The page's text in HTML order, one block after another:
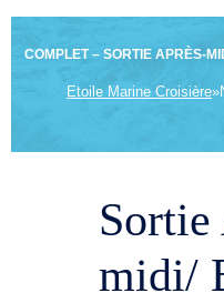
COMPLET – SORTIE APRÈS-
Etoile Marine Croisière»
Sortie
midi/